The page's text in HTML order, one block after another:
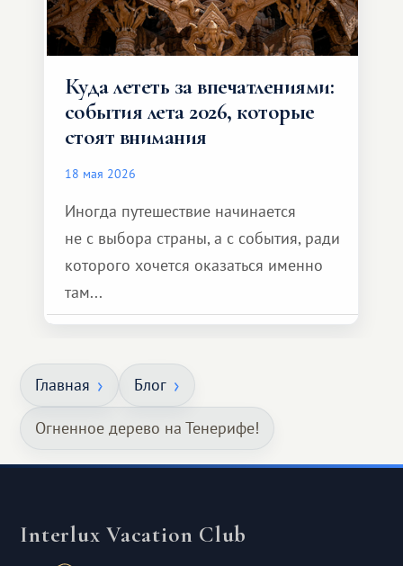
Куда лететь за впечатлениями:
события лета 2026, которые
стоят внимания
18 мая 2026
Иногда путешествие начинается
не с выбора страны, а с события, ради
которого хочется оказаться именно
там...
Главная Блог
Огненное дерево на Тенерифе!
Interlux Vacation Club